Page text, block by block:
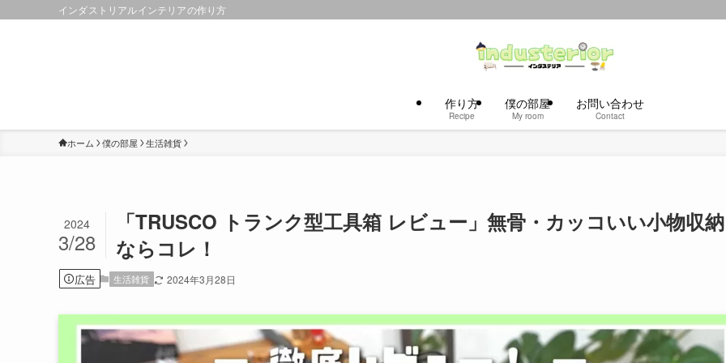
インダストリアルインテリアの作り方
作り方
Recipe
僕の部屋
My room
お問い合わせ
Contact
ホーム 僕の部屋 生活雑貨
「TRUSCO トランク型工具箱 レビュー」無骨・カッコいい小物収納
ならコレ！
2024
3/28
広告 生活雑貨 2024年3月28日